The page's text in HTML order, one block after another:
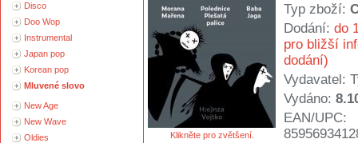
Disco
Doo Wop
Instrumental
Japan pop
Korean pop
Mluvené slovo
New Age
New Wave
Oldies
Klikněte pro zvětšení.
Typ zboží:
Dodání: do
pro bližší
dodání)
Vydavatel:
Vydáno:
EAN/UPC: